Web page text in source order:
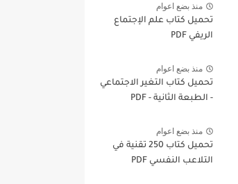
منذ بضع اعوام
تحميل كتاب علم الإجتماع
الريفي PDF
منذ بضع اعوام
تحميل كتاب التغير الاجتماعي
- الطبعة الثانية - PDF
منذ بضع اعوام
تحميل كتاب 250 تقنية في
التلاعب النفسي PDF